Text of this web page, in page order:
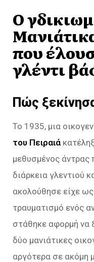
Ο
που
γλέντι
Πώς
Το 1935, μια
του Πειραιά
μεθυσμένος άντρας
διάρκεια γλεντιού
ακολούθησε είχε
τραυματισμό ενός
στάθηκε αφορμή να
δύο μανιάτικες
αργότερα σε ακόμη